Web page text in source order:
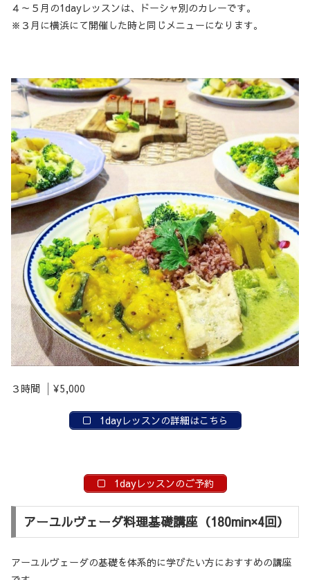
４～５月の1dayレッスンは、ドーシャ別のカレーです。
※３月に横浜にて開催した時と同じメニューになります。
３時間 │¥5,000
1dayレッスンの詳細はこちら
1dayレッスンのご予約
アーユルヴェーダ料理基礎講座（180min×4回）
アーユルヴェーダの基礎を体系的に学びたい方におすすめの講座